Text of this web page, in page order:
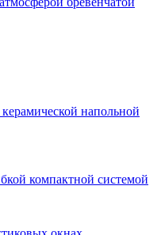
напольной
компактной системой